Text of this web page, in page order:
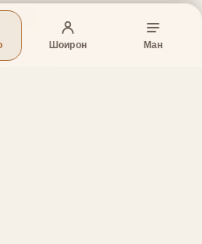
Шоирон Ман